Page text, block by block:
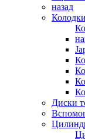
назад
Колодки
Диски